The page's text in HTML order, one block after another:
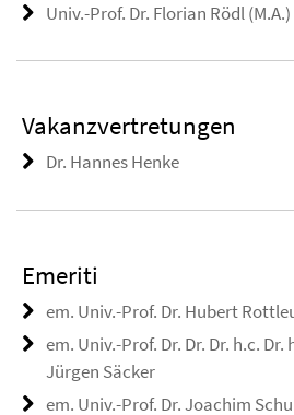
Univ.-Prof. Dr. Florian Rödl (M.A.)
Vakanzvertretungen
Dr. Hannes Henke
Emeriti
em. Univ.-Prof. Dr. Hubert
em. Univ.-Prof. Dr. Dr. Dr. h.c. Dr.
Jürgen Säcker
em. Univ.-Prof. Dr. Joachim